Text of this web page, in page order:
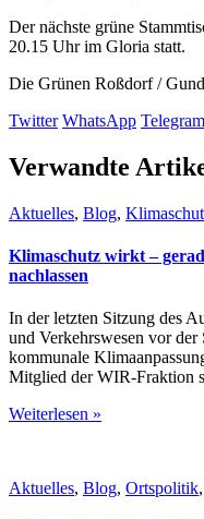
Der nächste grüne
20.15 Uhr im Gloria statt.
Die Grünen Roßdorf /
Twitter WhatsApp Telegram
Verwandte
Aktuelles, Blog,
Klimaschutz wirkt –
nachlassen
In der letzten Sitzung des
und Verkehrswesen vor der
kommunale
Mitglied der WIR-Fraktion
Weiterlesen »
Aktuelles, Blog, Ortspolitik,